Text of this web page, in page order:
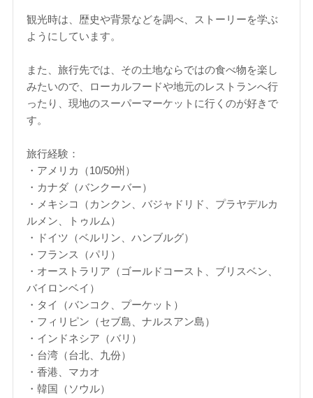
観光時は、歴史や背景などを調べ、ストーリーを学ぶ
ようにしています。
また、旅行先では、その土地ならではの食べ物を楽し
みたいので、ローカルフードや地元のレストランへ行
ったり、現地のスーパーマーケットに行くのが好きで
す。
旅行経験：
・アメリカ（10/50州）
・カナダ（バンクーバー）
・メキシコ（カンクン、バジャドリド、プラヤデルカ
ルメン、トゥルム）
・ドイツ（ベルリン、ハンブルグ）
・フランス（パリ）
・オーストラリア（ゴールドコースト、ブリスベン、
バイロンベイ）
・タイ（バンコク、プーケット）
・フィリピン（セブ島、ナルスアン島）
・インドネシア（バリ）
・台湾（台北、九份）
・香港、マカオ
・韓国（ソウル）